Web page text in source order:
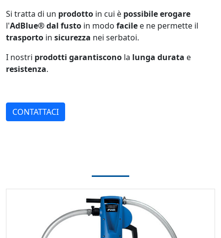
Si tratta di un prodotto in cui è possibileerogare
l'AdBlue®dal fusto in modo facile e ne permette il
trasporto in sicurezza nei serbatoi.
I nostri prodotti garantiscono la lunga durata e
resistenza.
CONTATTACI